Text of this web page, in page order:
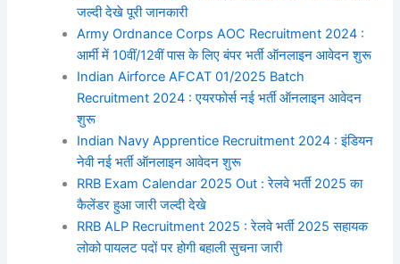
जल्दी देखे पूरी जानकारी
Army Ordnance Corps AOC Recruitment 2024 :
आर्मी में 10वीं/12वीं पास के लिए बंपर भर्ती ऑनलाइन आवेदन शुरू
Indian Airforce AFCAT 01/2025 Batch
Recruitment 2024 : एयरफोर्स नई भर्ती ऑनलाइन आवेदन
शुरू
Indian Navy Apprentice Recruitment 2024 : इंडियन
नेवी नई भर्ती ऑनलाइन आवेदन शुरू
RRB Exam Calendar 2025 Out : रेलवे भर्ती 2025 का
कैलेंडर हुआ जारी जल्दी देखे
RRB ALP Recruitment 2025 : रेलवे भर्ती 2025 सहायक
लोको पायलट पदों पर होगी बहाली सुचना जारी